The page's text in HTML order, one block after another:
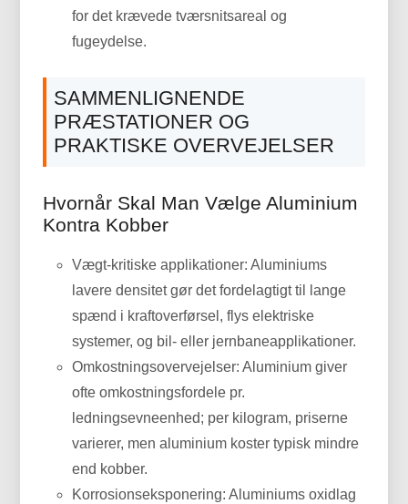
for det krævede tværsnitsareal og
fugeydelse.
SAMMENLIGNENDE
PRÆSTATIONER OG
PRAKTISKE OVERVEJELSER
Hvornår Skal Man Vælge Aluminium
Kontra Kobber
Vægt-kritiske applikationer: Aluminiums
lavere densitet gør det fordelagtigt til lange
spænd i kraftoverførsel, flys elektriske
systemer, og bil- eller jernbaneapplikationer.
Omkostningsovervejelser: Aluminium giver
ofte omkostningsfordele pr.
ledningsevneenhed; per kilogram, priserne
varierer, men aluminium koster typisk mindre
end kobber.
Korrosionseksponering: Aluminiums oxidlag